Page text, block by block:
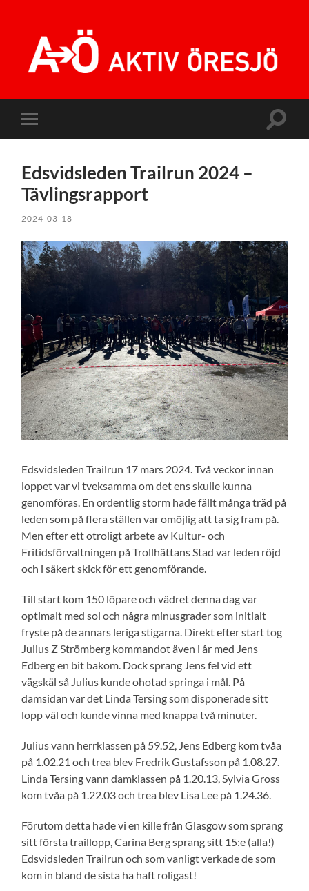
Slå
på/av
Slå
Edsvidsleden Trailrun 2024 –
Tävlingsrapport
2024-03-18
Edsvidsleden Trailrun 17 mars 2024. Två veckor innan
loppet var vi tveksamma om det ens skulle kunna
genomföras. En ordentlig storm hade fällt många träd på
leden som på flera ställen var omöjlig att ta sig fram på.
Men efter ett otroligt arbete av Kultur- och
Fritidsförvaltningen på Trollhättans Stad var leden röjd
och i säkert skick för ett genomförande.
Till start kom 150 löpare och vädret denna dag var
optimalt med sol och några minusgrader som initialt
fryste på de annars leriga stigarna. Direkt efter start tog
Julius Z Strömberg kommandot även i år med Jens
Edberg en bit bakom. Dock sprang Jens fel vid ett
vägskäl så Julius kunde ohotad springa i mål. På
damsidan var det Linda Tersing som disponerade sitt
lopp väl och kunde vinna med knappa två minuter.
Julius vann herrklassen på 59.52, Jens Edberg kom tvåa
på 1.02.21 och trea blev Fredrik Gustafsson på 1.08.27.
Linda Tersing vann damklassen på 1.20.13, Sylvia Gross
kom tvåa på 1.22.03 och trea blev Lisa Lee på 1.24.36.
Förutom detta hade vi en kille från Glasgow som sprang
sitt första traillopp, Carina Berg sprang sitt 15:e (alla!)
Edsvidsleden Trailrun och som vanligt verkade de som
kom in bland de sista ha haft roligast!